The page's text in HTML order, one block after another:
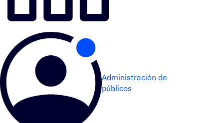
Administración de
públicos